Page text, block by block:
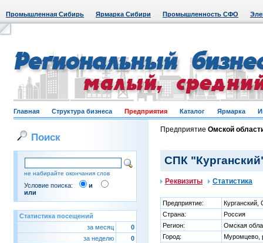
Промышленная Сибирь Ярмарка Сибири Промышленность СФО
Главная Структура бизнеса Предприятия Каталог Ярмарка
Поиск
не набирайте окончания слов
Условие поиска:
и
или
Статистика посещений
за месяц
0
за неделю
0
Предприятие Омской
СПК
Реквизиты Статистика
Предприятие:
Курганский,
Страна:
Россия
Регион:
Омская
Город:
Муромцево,